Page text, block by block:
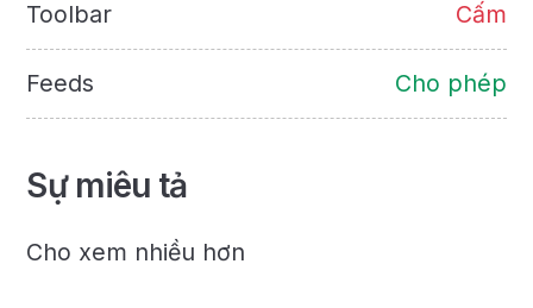
Toolbar Cấm
Feeds Cho phép
Sự miêu tả
Cho xem nhiều hơn